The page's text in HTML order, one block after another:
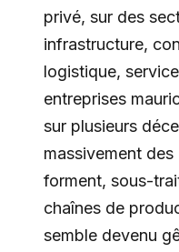
privé, sur des
infrastructure,
logistique,
entreprises
sur plusieurs
massivement
forment, sous-
chaînes de
semble devenu